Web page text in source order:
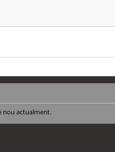
nou actualment.